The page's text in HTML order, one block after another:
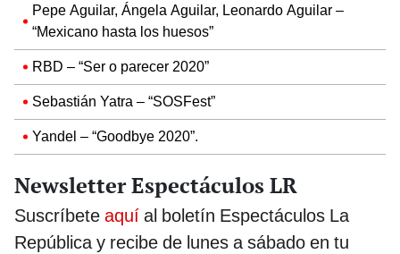
Pepe Aguilar, Ángela Aguilar, Leonardo Aguilar –
“Mexicano hasta los huesos”
RBD – “Ser o parecer 2020”
Sebastián Yatra – “SOSFest”
Yandel – “Goodbye 2020”.
Newsletter Espectáculos LR
Suscríbete aquí al boletín Espectáculos La
República y recibe de lunes a sábado en tu